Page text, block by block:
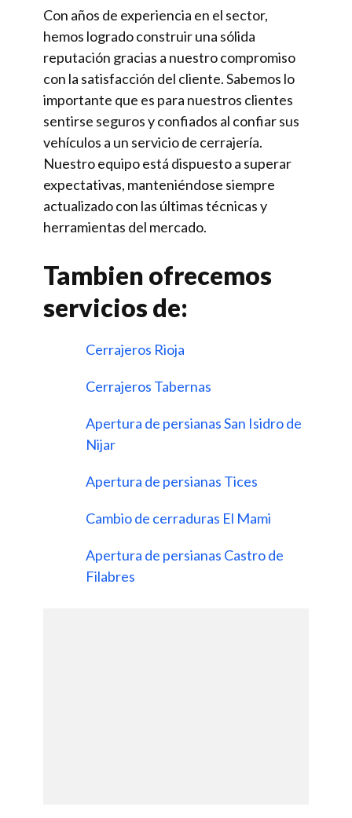
Con años de experiencia en el sector,
hemos logrado construir una sólida
reputación gracias a nuestro compromiso
con la satisfacción del cliente. Sabemos lo
importante que es para nuestros clientes
sentirse seguros y confiados al confiar sus
vehículos a un servicio de cerrajería.
Nuestro equipo está dispuesto a superar
expectativas, manteniéndose siempre
actualizado con las últimas técnicas y
herramientas del mercado.
Tambien ofrecemos
servicios de:
Cerrajeros Rioja
Cerrajeros Tabernas
Apertura de persianas San Isidro de
Nijar
Apertura de persianas Tices
Cambio de cerraduras El Mami
Apertura de persianas Castro de
Filabres